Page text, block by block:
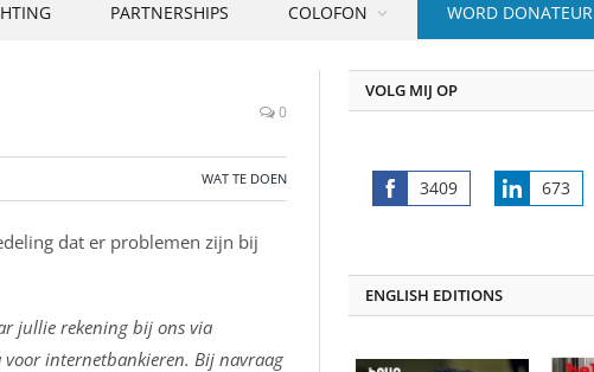
PARTNERSHIPS COLOFON WORD DONATEUR
0
WAT TE DOEN
dat er problemen zijn bij
jullie rekening bij ons via
internetbankieren. Bij navraag
VOLG MIJ OP
3409
Share
673
Share
ENGLISH EDITIONS